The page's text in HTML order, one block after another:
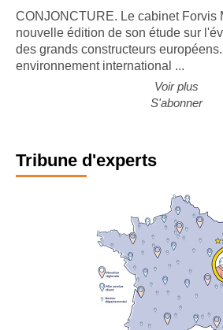
CONJONCTURE. Le cabinet Forvis
nouvelle édition de son étude sur
des grands constructeurs
environnement international ...
Voir plus
S'abonner
Tribune d'experts